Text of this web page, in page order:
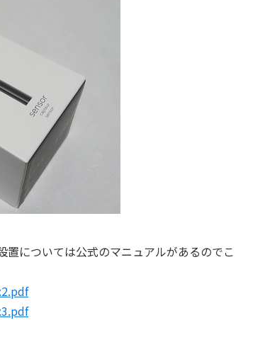
については公式のマニュアルがあるのでこ